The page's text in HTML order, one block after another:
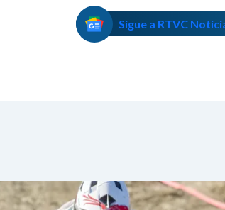
Sigue a RTVC